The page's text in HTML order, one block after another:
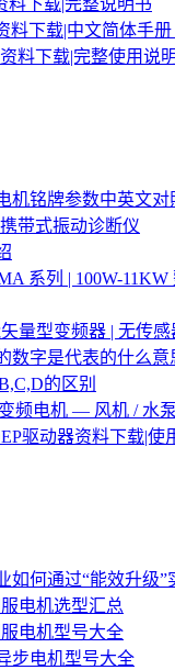
料下载|中文简体手册
料下载|完整使用说
机铭牌参数中英文对
带式振动诊断仪
系列 | 100W-
量型变频器 | 无传
数字是代表的什么意
的区别
频电机 — 风机 / 水
驱动器资料下载|使
如何通过“能效升级”
电机选型汇总
电机型号大全
步电机型号大全